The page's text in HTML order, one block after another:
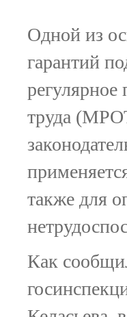
Одной из
гарантий
труда
также для
Как